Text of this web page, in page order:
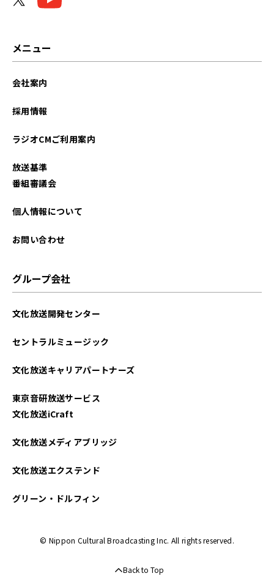
メニュー
会社案内
採用情報
ラジオCMご利用案内
放送基準
番組審議会
個人情報について
お問い合わせ
グループ会社
文化放送開発センター
セントラルミュージック
文化放送キャリアパートナーズ
東京音研放送サービス
文化放送iCraft
文化放送メディアブリッジ
文化放送エクステンド
グリーン・ドルフィン
© Nippon Cultural Broadcasting Inc. All rights reserved.
Back to Top